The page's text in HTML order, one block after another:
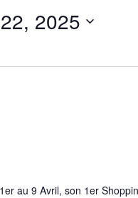
2025
au 9 Avril, son 1er